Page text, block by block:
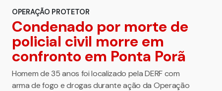
OPERAÇÃO PROTETOR
Condenado por morte de
policial civil morre em
confronto em Ponta Porã
Homem de 35 anos foi localizado pela DERF com
arma de fogo e drogas durante ação da Operação